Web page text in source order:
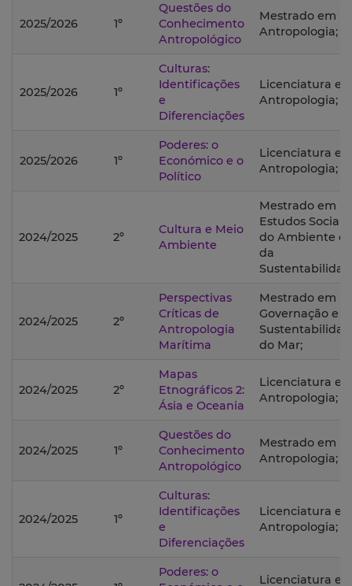
2025/2026 1º
Questões do
Conhecimento
Antropológico
Mestrado em
Antropologia;
2025/2026 1º
Culturas:
Identificações
e
Diferenciações
Licenciatura
Antropologia;
2025/2026 1º
Poderes: o
Económico e o
Político
Licenciatura
Antropologia;
2024/2025 2º
Cultura e Meio
Ambiente
Mestrado em
Estudos Sociais
do Ambiente e
da
2024/2025 2º
Perspectivas
Críticas de
Antropologia
Marítima
Mestrado em
Governação e
do Mar;
2024/2025 2º
Mapas
Etnográficos 2:
Ásia e Oceania
Licenciatura
Antropologia;
2024/2025 1º
Questões do
Conhecimento
Antropológico
Mestrado em
Antropologia;
2024/2025 1º
Culturas:
Identificações
e
Diferenciações
Licenciatura
Antropologia;
Poderes: o
Licenciatura